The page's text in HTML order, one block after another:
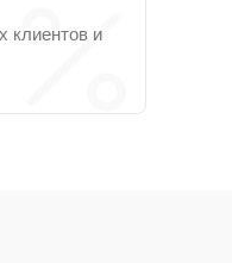
клиентов и